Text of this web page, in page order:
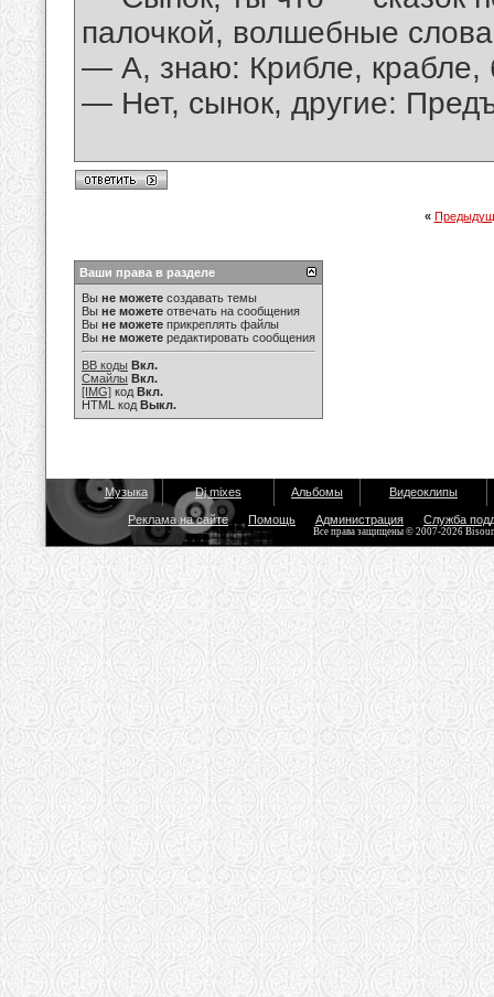
палочкой, волшебные
— А, знаю: Крибле, крабле,
— Нет, сынок, другие:
«
Ваши права в разделе
Вы не можете создавать темы
Вы не можете отвечать на сообщения
Вы не можете прикреплять файлы
Вы не можете редактировать сообщения
BB коды Вкл.
Смайлы Вкл.
[IMG] код Вкл.
HTML код Выкл.
Музыка Dj mixes Альбомы Видеоклипы
Реклама на сайте Помощь Администрация Служба
Все права защищены © 2007-2026